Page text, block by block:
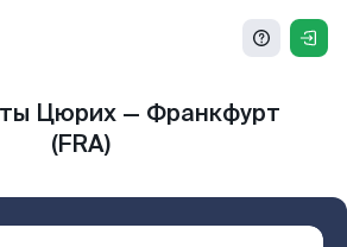
Цюрих — Франкфурт
(FRA)